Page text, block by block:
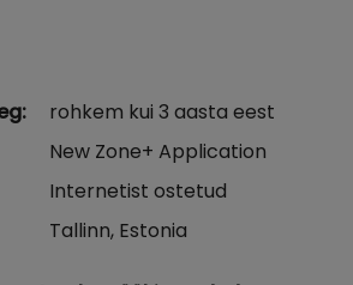
:
rohkem kui 3 aasta eest
New Zone+ Application
Internetist ostetud
Tallinn, Estonia